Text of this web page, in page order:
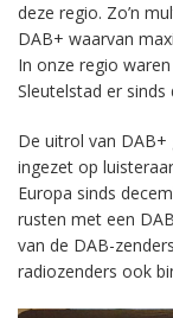
deze regio. Zo’n
DAB+ waarvan
In onze regio
Sleutelstad er sinds
De uitrol van DAB+
ingezet op
Europa sinds
rusten met een
van de DAB-
radiozenders ook